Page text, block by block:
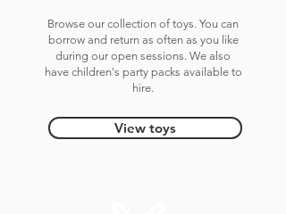
Browse our collection of toys. You can
borrow and return as often as you l ike
during our open sessions. We also
have children's party packs available to
hire.
View toys